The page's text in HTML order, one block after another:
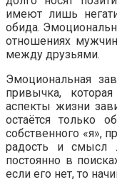
имеют лишь
обида.
отношениях
между друзьями.
Эмоциональная
привычка,
аспекты жизни
остаётся только
собственного «я»,
радость и смысл
постоянно в
если его нет, то